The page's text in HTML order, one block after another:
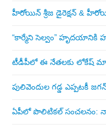
హీరోయిన్ శ్రీజ డైరెక్ష‌న్ &
“కార్మేని సెల్వం” హృదయానికి
టీడీపీలో ఈ నేత‌ల‌కు లోకేష్
పులివెందుల గ‌డ్డ ఎప్ప‌ట‌కీ
ఏపీలో పొలిటిక‌ల్ సంచ‌ల‌నం: